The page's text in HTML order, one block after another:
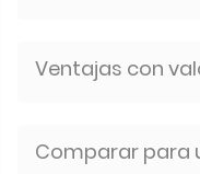
Ventajas con
Comparar para